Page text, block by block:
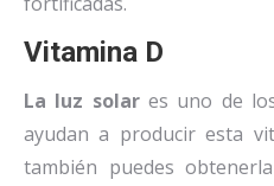
Vitamina D
La luz solares uno de
ayudan a producir esta
también puedes